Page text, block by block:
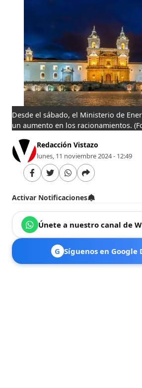
Desde el sábado, el Ministerio de
un aumento en los racionamientos.
Redacción Vistazo
lunes, 11 noviembre 2024 - 12:49
Activar Notificaciones
Únete a nuestro canal de
G Síguenos en Google